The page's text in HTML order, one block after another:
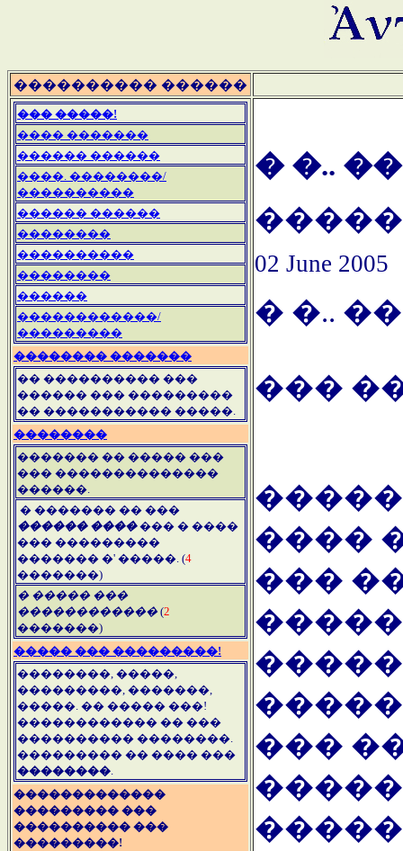
���������� ������
��� �����!
���� �������
������ ������
����. ��������/
����������
������ ������
��������
����������
��������
������
������������/
���������
�������� �������
�� ���������� ���
������ ��� ���������
�� ����������� �����.
��������
������� �� ����� ���
��� ��������������
������.
� ������� �� ���
������ ������� � ����
��� ���������
������� �' �����. (4
�������)
� ����� ���
������������(2
�������)
����� ��� ���������!
��������, �����,
���������, �������,
�����. �� ����� ���!
������������ �� ���
���������� ��������.
��������� �� ���� ���
��������.
�������������
��������� ���
���������� ���
���������!
� �..
02 June 2005
� �..
���
����
���
���